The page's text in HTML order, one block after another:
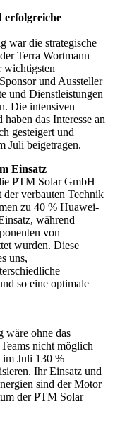
erfolgreiche
war die strategische
Terra Wortmann
wichtigsten
und Aussteller
und Dienstleistungen
Die intensiven
das Interesse an
gesteigert und
Juli beigetragen.
Einsatz
PTM Solar GmbH
verbauten Technik
zu 40 % Huawei-
während
von
wurden. Diese
uns,
so eine optimale
wäre ohne das
nicht möglich
im Juli 130 %
Ihr Einsatz und
sind der Motor
der PTM Solar